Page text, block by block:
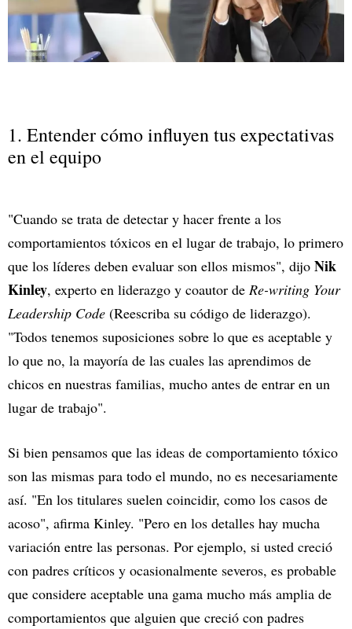
1. Entender cómo influyen tus expectativas
en el equipo
"Cuando se trata de detectar y hacer frente a los
comportamientos tóxicos en el lugar de trabajo, lo primero
que los líderes deben evaluar son ellos mismos", dijo Nik
Kinley, experto en liderazgo y coautor de Re-writing Your
Leadership Code (Reescriba su código de liderazgo).
"Todos tenemos suposiciones sobre lo que es aceptable y
lo que no, la mayoría de las cuales las aprendimos de
chicos en nuestras familias, mucho antes de entrar en un
lugar de trabajo".
Si bien pensamos que las ideas de comportamiento tóxico
son las mismas para todo el mundo, no es necesariamente
así. "En los titulares suelen coincidir, como los casos de
acoso", afirma Kinley. "Pero en los detalles hay mucha
variación entre las personas. Por ejemplo, si usted creció
con padres críticos y ocasionalmente severos, es probable
que considere aceptable una gama mucho más amplia de
comportamientos que alguien que creció con padres